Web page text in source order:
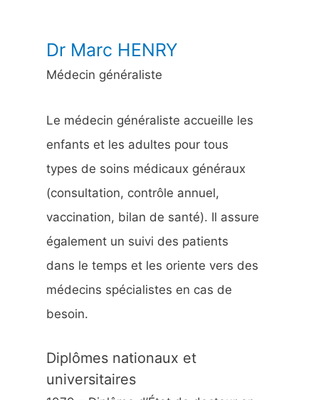
Dr Marc HENRY
Médecin généraliste
Le médecin généraliste accueille les
enfants et les adultes pour tous
types de soins médicaux généraux
(consultation, contrôle annuel,
vaccination, bilan de santé). Il assure
également un suivi des patients
dans le temps et les oriente vers des
médecins spécialistes en cas de
besoin.
Diplômes nationaux et
universitaires